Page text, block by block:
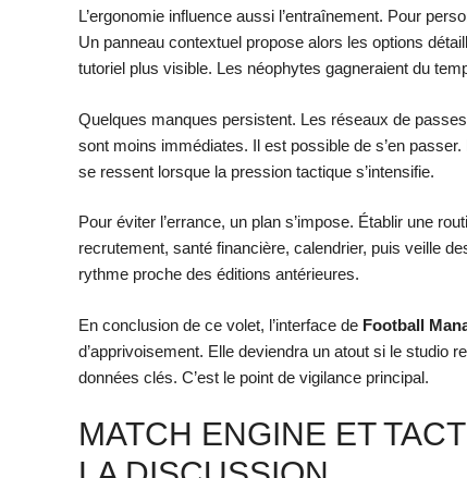
L’ergonomie influence aussi l’entraînement. Pour
Un panneau contextuel propose alors les options
tutoriel plus visible. Les néophytes gagneraient du
Quelques manques persistent. Les réseaux de
sont moins immédiates. Il est possible de s’en
se ressent lorsque la pression tactique s’intensifie.
Pour éviter l’errance, un plan s’impose. Établir une
recrutement, santé financière, calendrier, puis veille
rythme proche des éditions antérieures.
En conclusion de ce volet, l’interface de Football
d’apprivoisement. Elle deviendra un atout si le studio
données clés. C’est le point de vigilance principal.
MATCH ENGINE ET